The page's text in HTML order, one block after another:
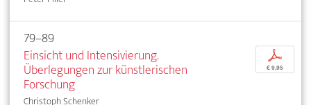
79–89
Einsicht und Intensivierung.
Überlegungen zur künstlerischen
Forschung
Christoph Schenker
p
€ 9,95